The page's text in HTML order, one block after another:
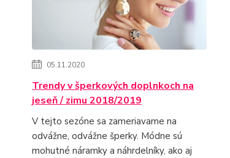
05.11.2020
Trendy v šperkových doplnkoch na
jeseň / zimu 2018/2019
V tejto sezóne sa zameriavame na
odvážne, odvážne šperky. Módne sú
mohutné náramky a náhrdelníky, ako aj